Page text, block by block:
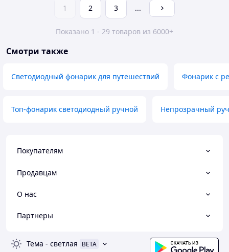
1 2 3 ...
Показано 1 - 29 товаров из 6000+
Смотри также
Светодиодный фонарик для путешествий Фонарик с
Топ-фонарик светодиодный ручной Непрозрачный
Покупателям
Продавцам
О нас
Партнеры
Тема - светлая BETA